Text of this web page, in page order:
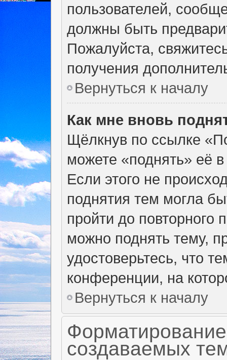
пользователей,
должны быть
Пожалуйста,
получения
Вернуться к началу
Как мне вновь
Щёлкнув по ссылке
можете «поднять» её
Если этого не
поднятия тем могла
пройти до
можно поднять тему,
удостоверьтесь, что
конференции, на
Вернуться к началу
создаваемых